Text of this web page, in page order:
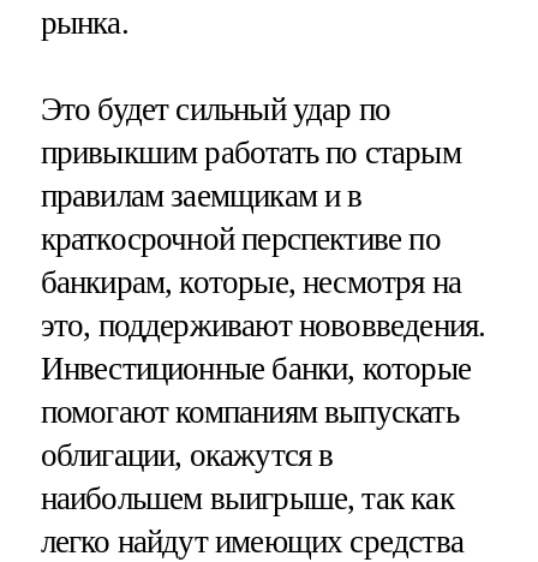
рынка.
Это будет сильный удар по
привыкшим работать по старым
правилам заемщикам и в
краткосрочной перспективе по
банкирам, которые, несмотря на
это, поддерживают нововведения.
Инвестиционные банки, которые
помогают компаниям выпускать
облигации, окажутся в
наибольшем выигрыше, так как
легко найдут имеющих средства